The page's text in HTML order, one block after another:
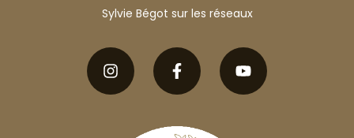
Sylvie Bégot sur les réseaux